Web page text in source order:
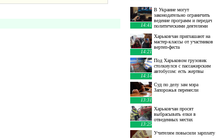
14:41
В Украине могут
законодательно ограничить
ведение программ и передач
политическими деятелями
14:21
Харьковчан приглашают на
мастер-классы от участников
вертеп-феста
14:14
Под Харьковом грузовик
столкнулся с пассажирским
автобусом: есть жертвы
13:31
Суд по делу зам мэра
Запорожья перенесли
13:25
Харьковчан просят
выбрасывать елки в
отведенных местах
Учителям повысили зарплату